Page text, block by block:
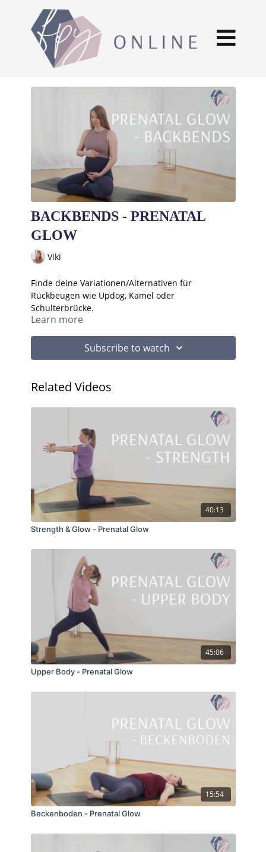
BACKBENDS - PRENATAL
GLOW
Viki
Finde deine Variationen/Alternativen für
Rückbeugen wie Updog, Kamel oder
Schulterbrücke.
Learn more
Subscribe to watch
Related Videos
40:13
Strength & Glow - Prenatal Glow
45:06
Upper Body - Prenatal Glow
15:54
Beckenboden - Prenatal Glow